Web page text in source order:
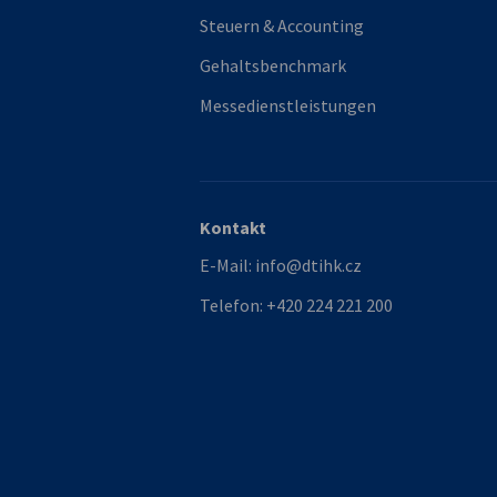
Steuern & Accounting
Gehaltsbenchmark
Messedienstleistungen
Kontakt
E-Mail: info@dtihk.cz
Telefon: +420 224 221 200